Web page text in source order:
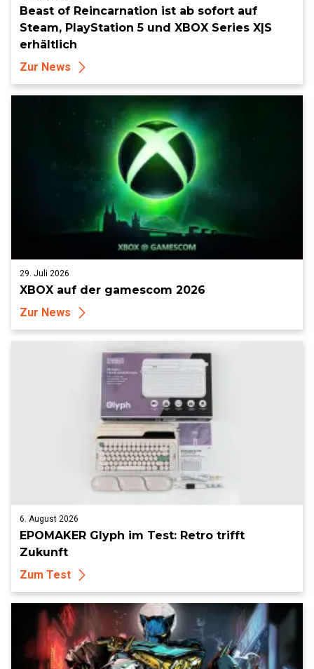
Beast of Reincarnation ist ab sofort auf
Steam, PlayStation 5 und XBOX Series X|S
erhältlich
Zur News
29. Juli 2026
XBOX auf der gamescom 2026
Zur News
6. August 2026
EPOMAKER Glyph im Test: Retro trifft
Zukunft
Zum Test